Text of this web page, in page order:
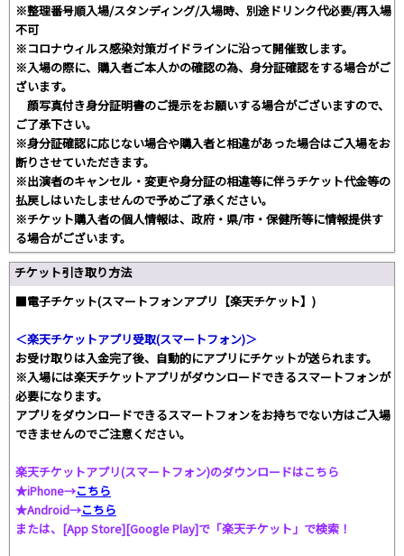
※整理番号順入場/スタンディング/入場時、別途ドリンク代必要/再入場
不可
※コロナウィルス感染対策ガイドラインに沿って開催致します。
※入場の際に、購入者ご本人かの確認の為、身分証確認をする場合がご
ざいます。
顔写真付き身分証明書のご提示をお願いする場合がございますので、
ご了承下さい。
※身分証確認に応じない場合や購入者と相違があった場合はご入場をお
断りさせていただきます。
※出演者のキャンセル・変更や身分証の相違等に伴うチケット代金等の
払戻しはいたしませんので予めご了承ください。
※チケット購入者の個人情報は、政府・県/市・保健所等に情報提供す
る場合がございます。
チケット引き取り方法
■電子チケット(スマートフォンアプリ【楽天チケット】)
＜楽天チケットアプリ受取(スマートフォン)＞
お受け取りは入金完了後、自動的にアプリにチケットが送られます。
※入場には楽天チケットアプリがダウンロードできるスマートフォンが
必要になります。
アプリをダウンロードできるスマートフォンをお持ちでない方はご入場
できませんのでご注意ください。
楽天チケットアプリ(スマートフォン)のダウンロードはこちら
★iPhone→こちら
★Android→こちら
または、[App Store][Google Play]で「楽天チケット」で検索！